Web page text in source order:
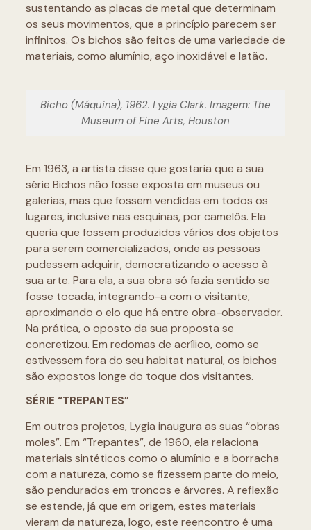
sustentando as placas de metal que determinam
os seus movimentos, que a princípio parecem ser
infinitos. Os bichos são feitos de uma variedade de
materiais, como alumínio, aço inoxidável e latão.
Bicho (Máquina), 1962. Lygia Clark. Imagem: The
Museum of Fine Arts, Houston
Em 1963, a artista disse que gostaria que a sua
série Bichos não fosse exposta em museus ou
galerias, mas que fossem vendidas em todos os
lugares, inclusive nas esquinas, por camelôs. Ela
queria que fossem produzidos vários dos objetos
para serem comercializados, onde as pessoas
pudessem adquirir, democratizando o acesso à
sua arte. Para ela, a sua obra só fazia sentido se
fosse tocada, integrando-a com o visitante,
aproximando o elo que há entre obra-observador.
Na prática, o oposto da sua proposta se
concretizou. Em redomas de acrílico, como se
estivessem fora do seu habitat natural, os bichos
são expostos longe do toque dos visitantes.
SÉRIE “TREPANTES”
Em outros projetos, Lygia inaugura as suas “obras
moles”. Em “Trepantes”, de 1960, ela relaciona
materiais sintéticos como o alumínio e a borracha
com a natureza, como se fizessem parte do meio,
são pendurados em troncos e árvores. A reflexão
se estende, já que em origem, estes materiais
vieram da natureza, logo, este reencontro é uma